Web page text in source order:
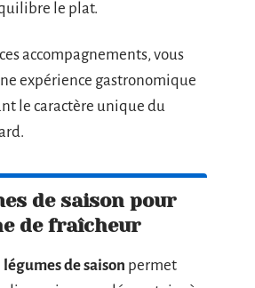
le plat.
accompagnements, vous
expérience gastronomique
le caractère unique du
de saison pour
de fraîcheur
légumes de saison permet